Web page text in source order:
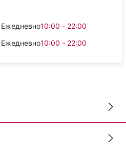
Ежедневно10:00 - 22:00
Ежедневно10:00 - 22:00